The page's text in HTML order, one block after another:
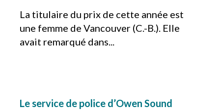
La titulaire du prix de cette année est
une femme de Vancouver (C.-B.). Elle
avait remarqué dans...
Le service de police d’Owen Sound